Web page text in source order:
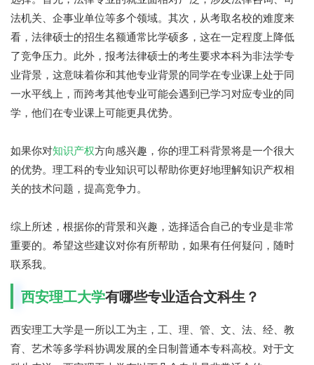
法机关、企事业单位等多个领域。其次，从考取名校的难度来
看，法律硕士的招生名额通常比学硕多，这在一定程度上降低
了竞争压力。此外，报考法律硕士的考生要求本科为非法学专
业背景，这意味着你和其他专业背景的同学在专业课上处于同
一水平线上，而跨考其他专业可能会遇到已学习对应专业的同
学，他们在专业课上可能更具优势。
如果你对知识产权方向感兴趣，你的理工科背景将是一个很大
的优势。理工科的专业知识可以帮助你更好地理解知识产权相
关的技术问题，提高竞争力。
综上所述，根据你的背景和兴趣，选择适合自己的专业是非常
重要的。希望这些建议对你有所帮助，如果有任何疑问，随时
联系我。
西安理工大学有哪些专业适合文科生？
西安理工大学是一所以工为主，工、理、管、文、法、经、教
育、艺术等多学科协调发展的全日制普通本专科高校。对于文